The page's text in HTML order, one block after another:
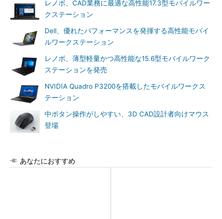
レノボ、CAD業務に最適な高性能17.3型モバイルワー
クステーション
Dell、優れたパフォーマンスを発揮する高性能モバイ
ルワークステーション
レノボ、薄型軽量かつ高性能な15.6型モバイルワーク
ステーションを発売
NVIDIA Quadro P3200を搭載したモバイルワークス
テーション
中ボタン操作がしやすい、3D CAD設計者向けマウス
登場
あなたにおすすめ